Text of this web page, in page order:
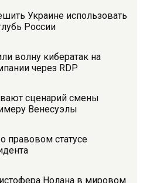
Украине использовать
России
волну кибератак на
через RDP
сценарий смены
Венесуэлы
правовом статусе
Нолана в мировом